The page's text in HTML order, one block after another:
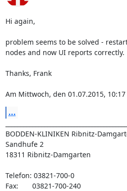
Hi again,
problem seems to be solved -
nodes and now UI reports correctly.
Thanks, Frank
Am Mittwoch, den 01.07.2015,
...
BODDEN-KLINIKEN Ribnitz-
Sandhufe 2
18311 Ribnitz-Damgarten
Telefon: 03821-700-0
Fax:       03821-700-240